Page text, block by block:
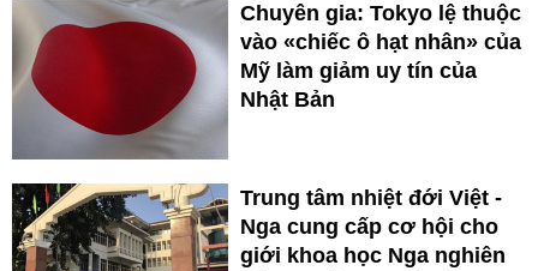
Chuyên gia: Tokyo lệ thuộc
vào «chiếc ô hạt nhân» của
Mỹ làm giảm uy tín của
Nhật Bản
Trung tâm nhiệt đới Việt -
Nga cung cấp cơ hội cho
giới khoa học Nga nghiên